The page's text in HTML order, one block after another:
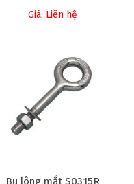
Giá: Liên hệ
Bu lông mắt S0315R